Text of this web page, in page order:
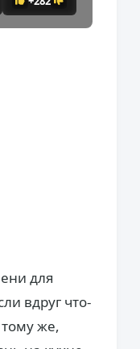
для
вдруг что-
же,